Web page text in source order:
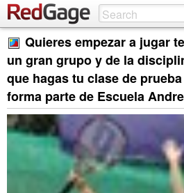
Quieres empezar a jugar
un gran grupo y de la
que hagas tu clase de
forma parte de Escuela